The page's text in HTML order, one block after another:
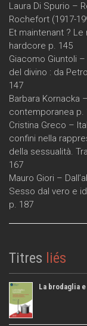
Laura Di Spurio –
Rochefort (1917-
Et maintenant ?
hardcore p. 145
Giacomo Giuntoli
del divino : da
147
Barbara Kornacka
contemporanea p.
Cristina Greco –
confini nella
della sessualità.
167
Mauro Giori –
Sesso dal vero e
p. 187
Titres liés
La brodaglia